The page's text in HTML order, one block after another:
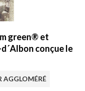
green® et
conçue le
AGGLOMÉRÉ